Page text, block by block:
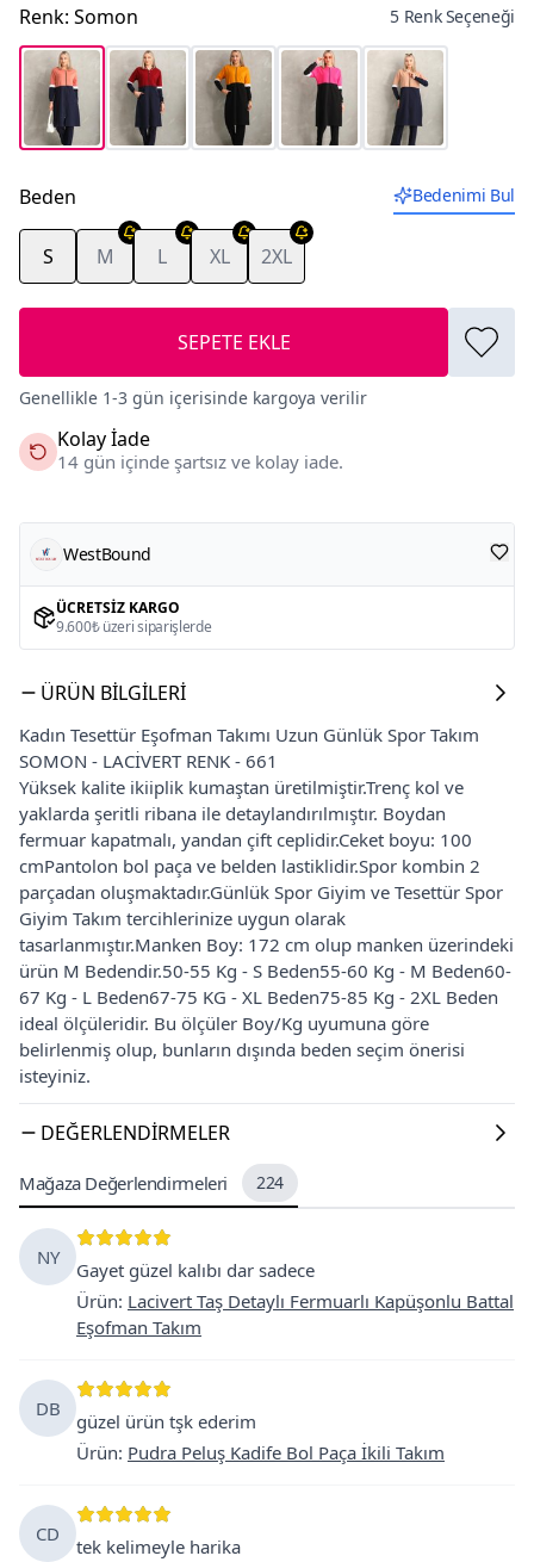
Renk: Somon 5 Renk Seçeneği
Beden Bedenimi Bul
S M L XL 2XL
SEPETE EKLE
Genellikle 1-3 gün içerisinde kargoya verilir
Kolay İade
14 gün içinde şartsız ve kolay iade.
WestBound
ÜCRETSIZ KARGO
9.600₺ üzeri siparişlerde
ÜRÜN BILGILERI
Kadın Tesettür Eşofman Takımı Uzun Günlük Spor Takım
SOMON - LACİVERT RENK - 661
Yüksek kalite ikiiplik kumaştan üretilmiştir.Trenç kol ve
yaklarda şeritli ribana ile detaylandırılmıştır. Boydan
fermuar kapatmalı, yandan çift ceplidir.Ceket boyu: 100
cmPantolon bol paça ve belden lastiklidir.Spor kombin 2
parçadan oluşmaktadır.Günlük Spor Giyim ve Tesettür Spor
Giyim Takım tercihlerinize uygun olarak
tasarlanmıştır.Manken Boy: 172 cm olup manken üzerindeki
ürün M Bedendir.50-55 Kg - S Beden55-60 Kg - M Beden60-
67 Kg - L Beden67-75 KG - XL Beden75-85 Kg - 2XL Beden
ideal ölçüleridir. Bu ölçüler Boy/Kg uyumuna göre
belirlenmiş olup, bunların dışında beden seçim önerisi
isteyiniz.
DEĞERLENDIRMELER
Mağaza Değerlendirmeleri 224
NY
Gayet güzel kalıbı dar sadece
Ürün: Lacivert Taş Detaylı Fermuarlı Kapüşonlu Battal
Eşofman Takım
DB
güzel ürün tşk ederim
Ürün: Pudra Peluş Kadife Bol Paça İkili Takım
CD
tek kelimeyle harika